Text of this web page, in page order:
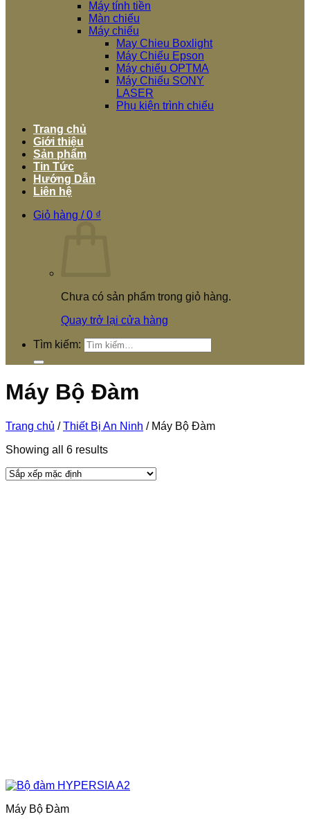
Máy tính tiền
Màn chiếu
Máy chiếu
May Chieu Boxlight
Máy Chiếu Epson
Máy chiếu OPTMA
Máy Chiếu SONY
LASER
Phụ kiện trình chiếu
Trang chủ
Giới thiệu
Sản phẩm
Tin Tức
Hướng Dẫn
Liên hệ
Giỏ hàng /0 ₫
Chưa có sản phẩm trong giỏ hàng.
Quay trở lại cửa hàng
Tìm kiếm:
Máy Bộ Đàm
Trang chủ / Thiết Bị An Ninh /Máy Bộ Đàm
Showing all 6 results
Máy Bộ Đàm